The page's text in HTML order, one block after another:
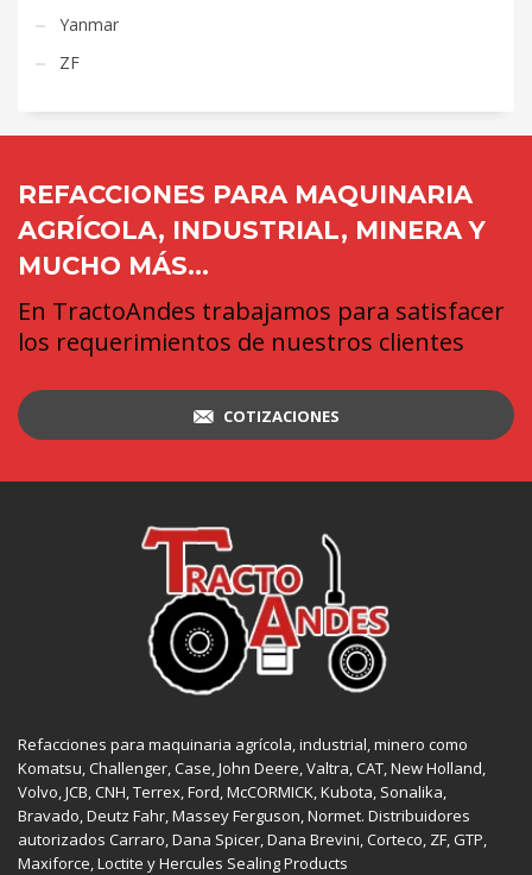
Yanmar
ZF
REFACCIONES PARA MAQUINARIA
AGRÍCOLA, INDUSTRIAL, MINERA Y
MUCHO MÁS...
En TractoAndes trabajamos para satisfacer
los requerimientos de nuestros clientes
COTIZACIONES
Refacciones para maquinaria agrícola, industrial, minero como
Komatsu, Challenger, Case John Deere , Valtra, CAT New Holland
Volvo, JCB CNH , Terrex, Ford , McCORMICK, Kubota , Sonalika,
Bravado, Deutz Fahr, Massey Ferguson Normet. Distribuidores
autorizados Carraro Dana Spicer , Dana Brevini, Corteco ZF GTP
Maxiforce, Loctite y Hercules Sealing Products